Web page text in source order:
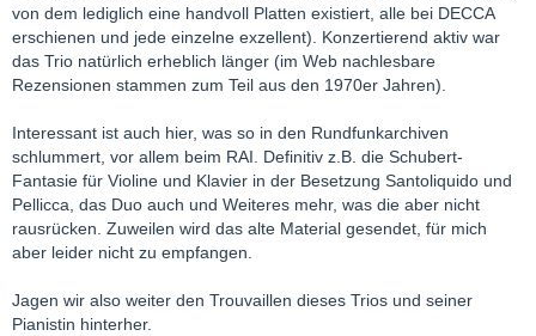
von dem lediglich eine handvoll Platten existiert, alle bei DECCA
erschienen und jede einzelne exzellent). Konzertierend aktiv war
das Trio natürlich erheblich länger (im Web nachlesbare
Rezensionen stammen zum Teil aus den 1970er Jahren).
Interessant ist auch hier, was so in den Rundfunkarchiven
schlummert, vor allem beim RAI. Definitiv z.B. die Schubert-
Fantasie für Violine und Klavier in der Besetzung Santoliquido und
Pellicca, das Duo auch und Weiteres mehr, was die aber nicht
rausrücken. Zuweilen wird das alte Material gesendet, für mich
aber leider nicht zu empfangen.
Jagen wir also weiter den Trouvaillen dieses Trios und seiner
Pianistin hinterher.